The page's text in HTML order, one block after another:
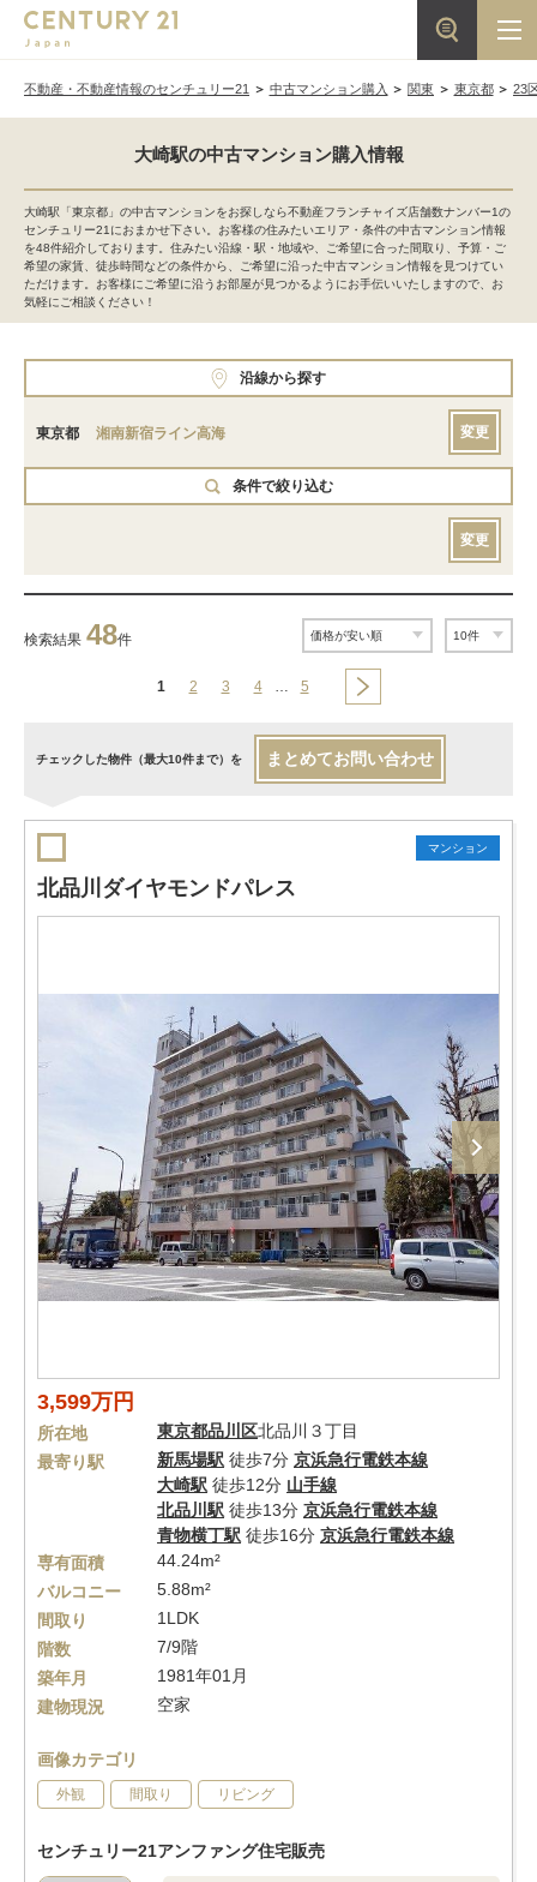
不動産・不動産情報のセンチュリー21 中古マンション購入 関東 東京都 23
大崎駅の中古マンション購入情報
大崎駅「東京都」の中古マンションをお探しなら不動産フランチャイズ店舗数ナンバー1の
センチュリー21におまかせ下さい。お客様の住みたいエリア・条件の中古マンション情報
を48件紹介しております。住みたい沿線・駅・地域や、ご希望に合った間取り、予算・ご
希望の家賃、徒歩時間などの条件から、ご希望に沿った中古マンション情報を見つけてい
ただけます。お客様にご希望に沿うお部屋が見つかるようにお手伝いいたしますので、お
気軽にご相談ください！
沿線から探す
東京都 湘南新宿ライン高海 変更
条件で絞り込む
変更
検索結果 48件
1 2 3 4 … 5
チェックした物件（最大10件まで）を まとめてお問い合わせ
マンション
北品川ダイヤモンドパレス
3,599万円
所在地 東京都品川区北品川３丁目
最寄り駅
新馬場駅 徒歩7分 京浜急行電鉄本線
大崎駅 徒歩12分 山手線
北品川駅 徒歩13分 京浜急行電鉄本線
青物横丁駅 徒歩16分 京浜急行電鉄本線
専有面積
44.24m²
バルコニー
5.88m²
間取り
1LDK
階数
7/9階
築年月
1981年01月
建物現況
空家
画像カテゴリ
外観 間取り リビング
センチュリー21アンファング住宅販売